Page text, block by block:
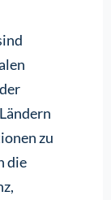
zu
die